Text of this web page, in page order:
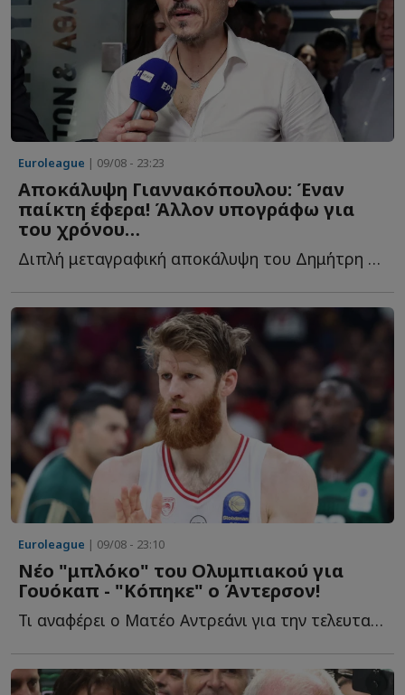
Euroleague | 09/08 - 23:23
Αποκάλυψη Γιαννακόπουλου: Έναν
παίκτη έφερα! Άλλον υπογράφω για
του χρόνου…
Διπλή μεταγραφική αποκάλυψη του Δημήτρη Γιαννακόπουλου. Ο...
Euroleague | 09/08 - 23:10
Νέο "μπλόκο" του Ολυμπιακού για
Γουόκαπ - "Κόπηκε" ο Άντερσον!
Τι αναφέρει ο Ματέο Αντρεάνι για την τελευταία π...